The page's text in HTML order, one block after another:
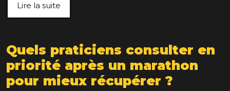
Lire la suite
Quels praticiens consulter en
priorité après un marathon
pour mieux récupérer ?